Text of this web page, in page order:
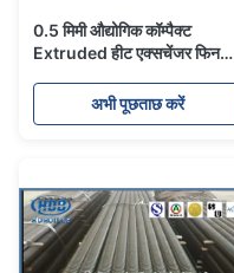
0.5 मिमी औद्योगिक कॉम्पैक्ट
Extruded हीट एक्सचेंजर फिन
अभी पूछताछ करें